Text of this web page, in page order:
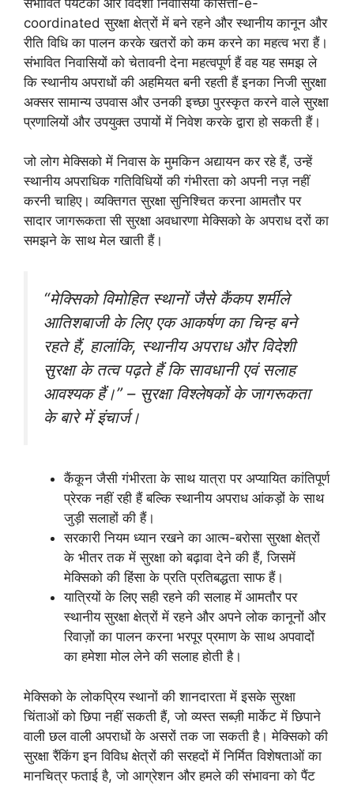
coordinated सुरक्षा क्षेत्रों में बने रहने और स्थानीय कानून और
रीति विधि का पालन करके खतरों को कम करने का महत्व भरा हैं।
संभावित निवासियों को चेतावनी देना महत्वपूर्ण हैं वह यह समझ ले
कि स्थानीय अपराधों की अहमियत बनी रहती हैं इनका निजी सुरक्षा
अक्सर सामान्य उपवास और उनकी इच्छा पुरस्कृत करने वाले सुरक्षा
प्रणालियों और उपयुक्त उपायों में निवेश करके द्वारा हो सकती हैं।
जो लोग मेक्सिको में निवास के मुमकिन अद्यायन कर रहे हैं, उन्हें
स्थानीय अपराधिक गतिविधियों की गंभीरता को अपनी नज़ नहीं
करनी चाहिए। व्यक्तिगत सुरक्षा सुनिश्चित करना आमतौर पर
सादार जागरूकता सी सुरक्षा अवधारणा मेक्सिको के अपराध दरों का
समझने के साथ मेल खाती हैं।
“मेक्सिको विमोहित स्थानों जैसे कैंकप शर्मीले
आतिशबाजी के लिए एक आकर्षण का चिन्ह बने
रहते हैं, हालांकि, स्थानीय अपराध और विदेशी
सुरक्षा के तत्व पढ़ते हैं कि सावधानी एवं सलाह
आवश्यक हैं।” – सुरक्षा विश्लेषकों के जागरूकता
के बारे में इंचार्ज।
कैंकून जैसी गंभीरता के साथ यात्रा पर अप्यायित कांतिपूर्ण
प्रेरक नहीं रही हैं बल्कि स्थानीय अपराध आंकड़ों के साथ
जुड़ी सलाहों की हैं।
सरकारी नियम ध्यान रखने का आत्म-बरोसा सुरक्षा क्षेत्रों
के भीतर तक में सुरक्षा को बढ़ावा देने की हैं, जिसमें
मेक्सिको की हिंसा के प्रति प्रतिबद्धता साफ हैं।
यात्रियों के लिए सही रहने की सलाह में आमतौर पर
स्थानीय सुरक्षा क्षेत्रों में रहने और अपने लोक कानूनों और
रिवाज़ों का पालन करना भरपूर प्रमाण के साथ अपवादों
का हमेशा मोल लेने की सलाह होती है।
मेक्सिको के लोकप्रिय स्थानों की शानदारता में इसके सुरक्षा
चिंताओं को छिपा नहीं सकती हैं, जो व्यस्त सब्ज़ी मार्केट में छिपाने
वाली छल वाली अपराधों के असरों तक जा सकती है। मेक्सिको की
सुरक्षा रैंकिंग इन विविध क्षेत्रों की सरहदों में निर्मित विशेषताओं का
मानचित्र फताई है, जो आग्रेशन और हमले की संभावना को पैंट